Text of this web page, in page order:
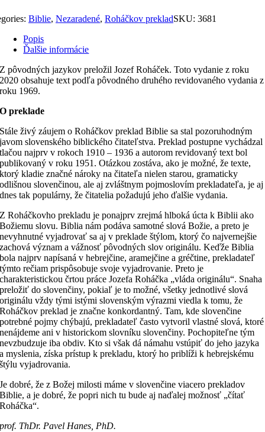
Biblie, Nezaradené, Roháčkov prekladSKU: 3681
Popis
Ďalšie informácie
Z pôvodných jazykov preložil Jozef Roháček. Toto vydanie z roku
2020 obsahuje text podľa pôvodného druhého revidovaného vydania z
roku 1969.
O preklade
Stále živý záujem o Roháčkov preklad Biblie sa stal pozoruhodným
javom slovenského biblického čitateľstva. Preklad postupne vychádzal
tlačou najprv v rokoch 1910 – 1936 a autorom revidovaný text bol
publikovaný v roku 1951. Otázkou zostáva, ako je možné, že texte,
ktorý kladie značné nároky na čitateľa nielen starou, gramaticky
odlišnou slovenčinou, ale aj zvláštnym pojmoslovím prekladateľa, je aj
dnes tak populárny, že čitatelia požadujú jeho ďalšie vydania.
Z Roháčkovho prekladu je ponajprv zrejmá hlboká úcta k Biblii ako
Božiemu slovu. Biblia nám podáva samotné slová Božie, a preto je
nevyhnutné vyjadrovať sa aj v preklade štýlom, ktorý čo najvernejšie
zachová význam a vážnosť pôvodných slov originálu. Keďže Biblia
bola najprv napísaná v hebrejčine, aramejčine a gréčtine, prekladateľ
týmto rečiam prispôsobuje svoje vyjadrovanie. Preto je
charakteristickou črtou práce Jozefa Roháčka „vláda originálu“. Snaha
preložiť do slovenčiny, pokiaľ je to možné, všetky jednotlivé slová
originálu vždy tými istými slovenským výrazmi viedla k tomu, že
Roháčkov preklad je značne konkordantný. Tam, kde slovenčine
potrebné pojmy chýbajú, prekladateľ často vytvoril vlastné slová, ktoré
nenájdeme ani v historickom slovníku slovenčiny. Pochopiteľne tým
nevzbudzuje iba obdiv. Kto si však dá námahu vstúpiť do jeho jazyka
a myslenia, získa prístup k prekladu, ktorý ho priblíži k hebrejskému
štýlu vyjadrovania.
Je dobré, že z Božej milosti máme v slovenčine viacero prekladov
Biblie, a je dobré, že popri nich tu bude aj naďalej možnosť „čítať
Roháčka“.
prof. ThDr. Pavel Hanes, PhD.